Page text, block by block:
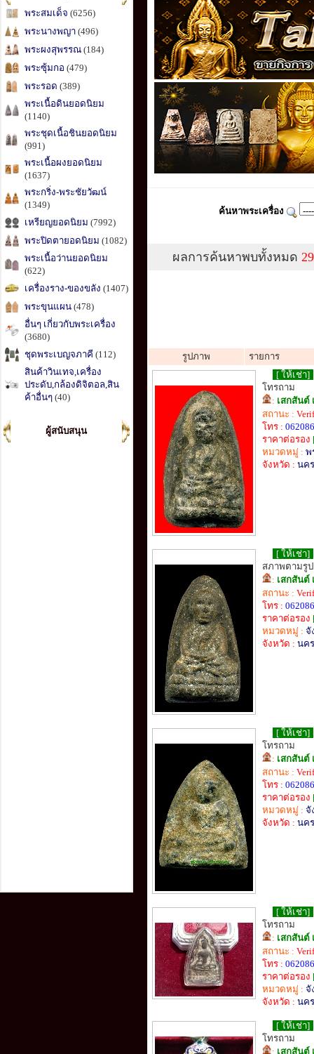
พระสมเด็จ (6256)
พระนางพญา (496)
พระผงสุพรรณ (184)
พระซุ้มกอ (479)
พระรอด (389)
พระเนื้อดินยอดนิยม
(1140)
พระชุดเนื้อชินยอดนิยม
(991)
พระเนื้อผงยอดนิยม
(1637)
พระกริ่ง-พระชัยวัฒน์
(1349)
เหรียญยอดนิยม (7992)
พระปิดตายอดนิยม (1082)
พระเนื้อว่านยอดนิยม
(622)
เครื่องราง-ของขลัง (1407)
พระขุนแผน (478)
อื่นๆ เกี่ยวกับพระเครื่อง
(3680)
ชุดพระเบญจภาคี (112)
สินค้าวินเทจ,เครื่อง
ประดับ,กล้องดิจิตอล,สิน
ค้าอื่นๆ (40)
ผู้สนับสนุน
ค้นหาพระเครื่อง
ผลการค้นหาพบทั้งหมด
รูปภาพ
รายการ
[ ให้เช่า]
โทรถาม
: เสกสันต์
สถานะ :
โทร :
ราคาต่อรอง
หมวดหมู่ : พ
จังหวัด : นค
[ ให้เช่า]
สภาพตามรูป
: เสกสันต์
สถานะ :
โทร :
ราคาต่อรอง
หมวดหมู่ : จั
จังหวัด : นค
[ ให้เช่า]
โทรถาม
: เสกสันต์
สถานะ :
โทร :
ราคาต่อรอง
หมวดหมู่ : จั
จังหวัด : นค
[ ให้เช่า]
โทรถาม
: เสกสันต์
สถานะ :
โทร :
ราคาต่อรอง
หมวดหมู่ : จั
จังหวัด : นค
[ ให้เช่า]
โทรถาม
: เสกสันต์